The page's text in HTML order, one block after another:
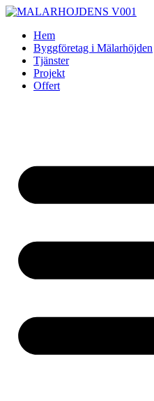
Skip
contentHem
Byggföretag i Mälarhöjden
Tjänster
Projekt
Offert